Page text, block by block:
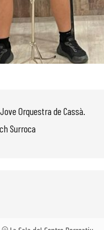
Orquestra de Cassà.
Surroca